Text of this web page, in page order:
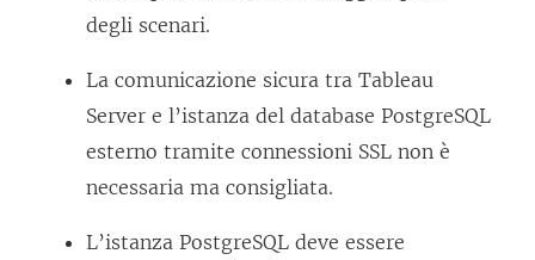
degli scenari.
La comunicazione sicura tra Tableau
Server e l’istanza del database PostgreSQL
esterno tramite connessioni SSL non è
necessaria ma consigliata.
L’istanza PostgreSQL deve essere